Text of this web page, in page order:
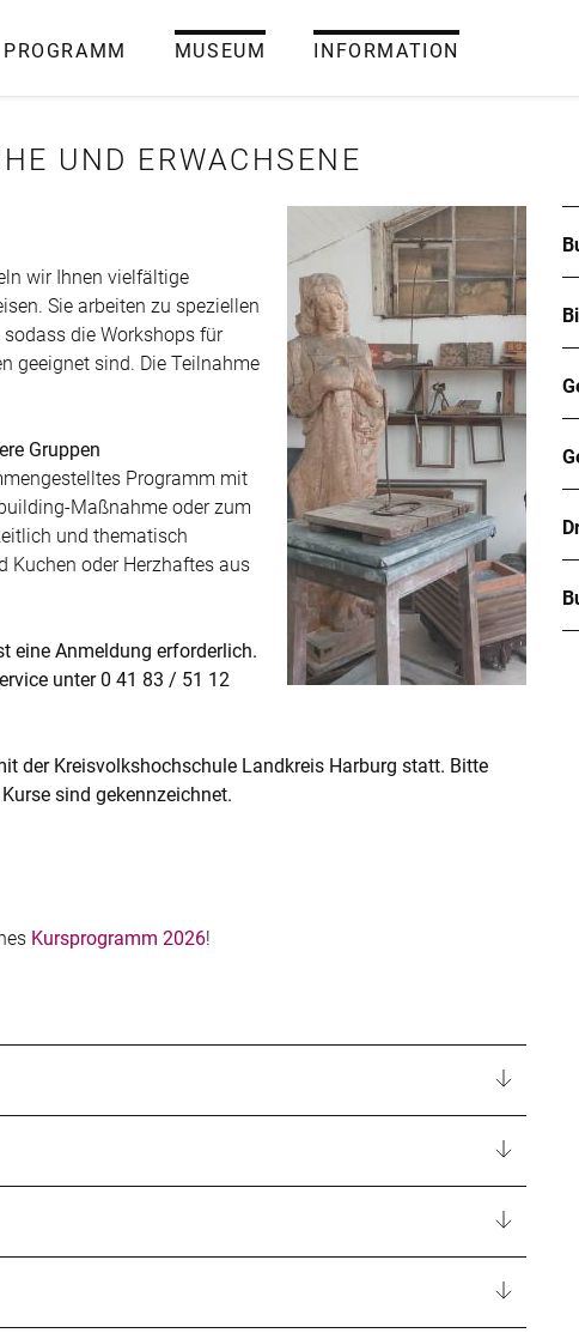
PROGRAMM MUSEUM INFORMATION
UND ERWACHSENE
wir Ihnen vielfältige
Sie arbeiten zu speziellen
sodass die Workshops für
geeignet sind. Die Teilnahme
Gruppen
Programm mit
Maßnahme oder zum
und thematisch
Kuchen oder Herzhaftes aus
eine Anmeldung erforderlich.
unter 0 41 83 / 51 12
der Kreisvolkshochschule Landkreis Harburg statt. Bitte
sind gekennzeichnet.
Kursprogramm 2026!